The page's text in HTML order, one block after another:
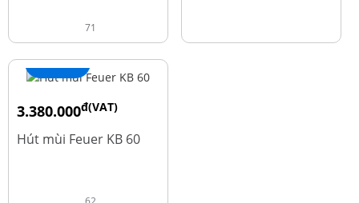
71
+ Thêm
3.380.000đ(VAT)
4.600.000
Hút mùi Feuer KB 60